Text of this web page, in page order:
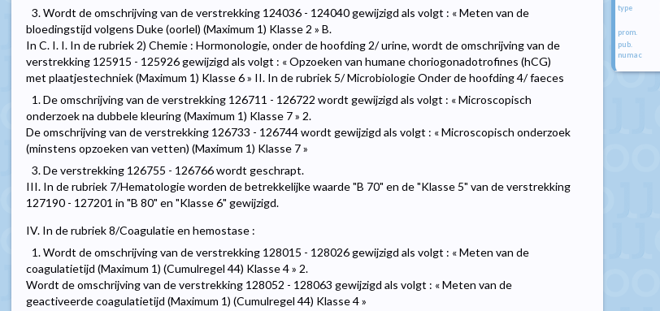
3. Wordt de omschrijving van de verstrekking 124036 - 124040 gewijzigd als volgt : « Meten van de
bloedingstijd volgens Duke (oorlel) (Maximum 1) Klasse 2 » B.
In C. I. I. In de rubriek 2) Chemie : Hormonologie, onder de hoofding 2/ urine, wordt de omschrijving van de
verstrekking 125915 - 125926 gewijzigd als volgt : « Opzoeken van humane choriogonadotrofines (hCG)
met plaatjestechniek (Maximum 1) Klasse 6 » II. In de rubriek 5/ Microbiologie Onder de hoofding 4/ faeces
1. De omschrijving van de verstrekking 126711 - 126722 wordt gewijzigd als volgt : « Microscopisch
onderzoek na dubbele kleuring (Maximum 1) Klasse 7 » 2.
De omschrijving van de verstrekking 126733 - 126744 wordt gewijzigd als volgt : « Microscopisch onderzoek
(minstens opzoeken van vetten) (Maximum 1) Klasse 7 »
3. De verstrekking 126755 - 126766 wordt geschrapt.
III. In de rubriek 7/Hematologie worden de betrekkelijke waarde "B 70" en de "Klasse 5" van de verstrekking
127190 - 127201 in "B 80" en "Klasse 6" gewijzigd.
IV. In de rubriek 8/Coagulatie en hemostase :
1. Wordt de omschrijving van de verstrekking 128015 - 128026 gewijzigd als volgt : « Meten van de
coagulatietijd (Maximum 1) (Cumulregel 44) Klasse 4 » 2.
Wordt de omschrijving van de verstrekking 128052 - 128063 gewijzigd als volgt : « Meten van de
geactiveerde coagulatietijd (Maximum 1) (Cumulregel 44) Klasse 4 »
type
prom.
pub.
numac